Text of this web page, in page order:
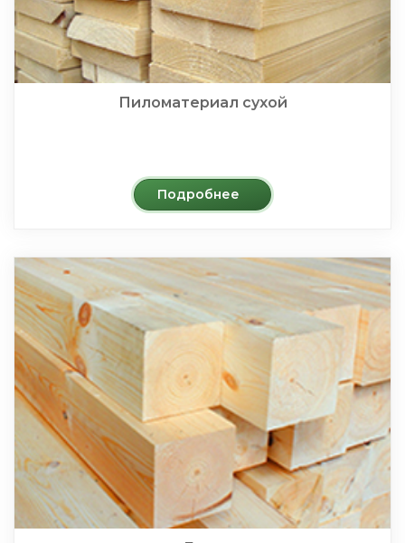
Пиломатериал сухой
Подробнее